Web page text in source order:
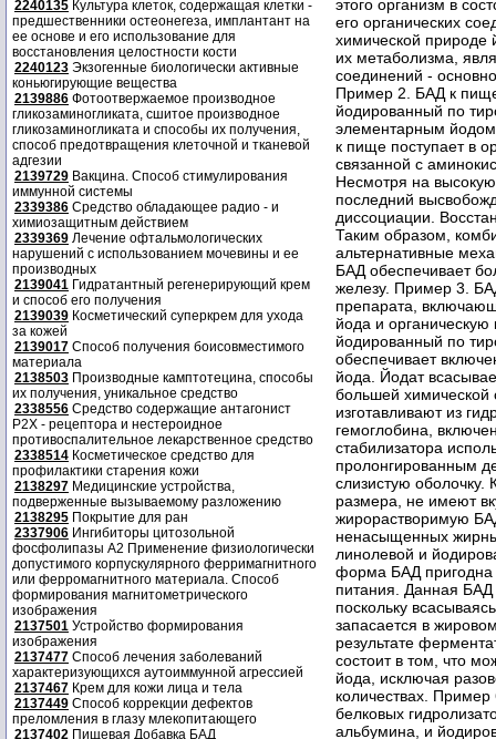
2240135 Культура клеток, содержащая клетки -
предшественники остеонегеза, имплантант на
ее основе и его использование для
восстановления целостности кости
2240123 Экзогенные биологически активные
коньюгирующие вещества
2139886 Фотоотвержаемое производное
гликозаминогликата, сшитое производное
гликозаминогликата и способы их получения,
способ предотвращения клеточной и тканевой
адгезии
2139729 Вакцина. Способ стимулирования
иммунной системы
2339386 Средство обладающее радио - и
химиозащитным действием
2339369 Лечение офтальмологических
нарушений с использованием мочевины и ее
производных
2139041 Гидратантный регенерирующий крем
и способ его получения
2139039 Косметический суперкрем для ухода
за кожей
2139017 Способ получения боисовместимого
материала
2138503 Производные камптотецина, способы
их получения, уникальное средство
2338556 Средство содержащие антагонист
Р2Х - рецептора и нестероидное
противоспалительное лекарственное средство
2338514 Косметическое средство для
профилактики старения кожи
2138297 Медицинские устройства,
подверженные вызываемому разложению
2138295 Покрытие для ран
2337906 Ингибиторы цитозольной
фосфолипазы А2 Применение физиологически
допустимого корпускулярного ферримагнитного
или ферромагнитного материала. Способ
формирования магнитометрического
изображения
2137501 Устройство формирования
изображения
2137477 Способ лечения заболеваний
характеризующихся аутоиммунной агрессией
2137467 Крем для кожи лица и тела
2137449 Способ коррекции дефектов
преломления в глазу млекопитающего
2137402 Пищевая Добавка БАД